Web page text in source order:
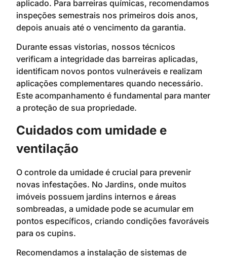
aplicado. Para barreiras químicas, recomendamos
inspeções semestrais nos primeiros dois anos,
depois anuais até o vencimento da garantia.
Durante essas vistorias, nossos técnicos
verificam a integridade das barreiras aplicadas,
identificam novos pontos vulneráveis e realizam
aplicações complementares quando necessário.
Este acompanhamento é fundamental para manter
a proteção de sua propriedade.
Cuidados com umidade e
ventilação
O controle da umidade é crucial para prevenir
novas infestações. No Jardins, onde muitos
imóveis possuem jardins internos e áreas
sombreadas, a umidade pode se acumular em
pontos específicos, criando condições favoráveis
para os cupins.
Recomendamos a instalação de sistemas de